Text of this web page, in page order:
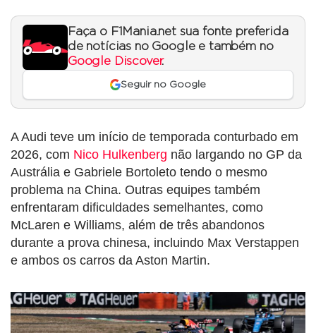
Faça o F1Mania.net sua fonte preferida
de notícias no Google e também no
Google Discover.
Seguir no Google
A Audi teve um início de temporada conturbado em
2026, com Nico Hulkenberg não largando no GP da
Austrália e Gabriele Bortoleto tendo o mesmo
problema na China. Outras equipes também
enfrentaram dificuldades semelhantes, como
McLaren e Williams, além de três abandonos
durante a prova chinesa, incluindo Max Verstappen
e ambos os carros da Aston Martin.